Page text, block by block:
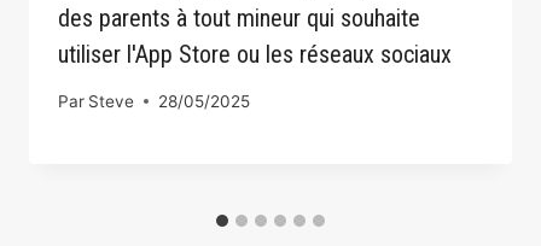
des parents à tout mineur qui souhaite
utiliser l'App Store ou les réseaux sociaux
Par Steve 28/05/2025